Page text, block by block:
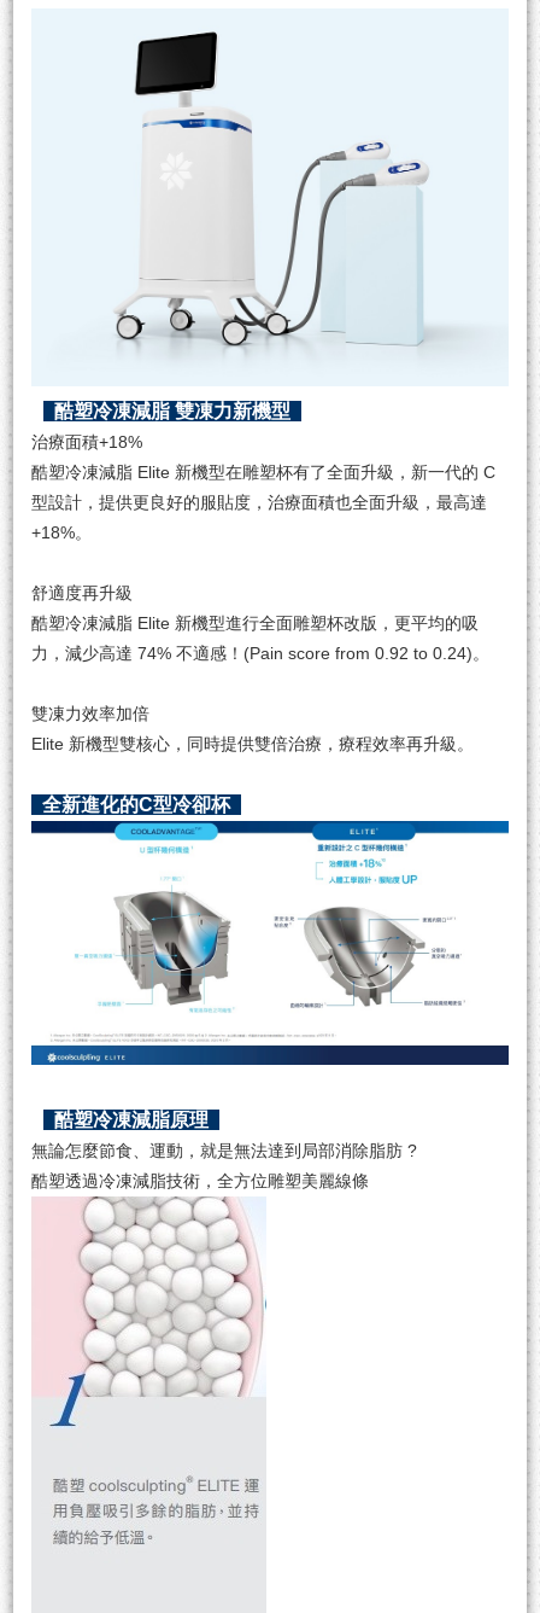
酷塑冷凍減脂 雙凍力新機型
治療面積+18%
酷塑冷凍減脂 Elite 新機型在雕塑杯有了全面升級，新一代的 C
型設計，提供更良好的服貼度，治療面積也全面升級，最高達
+18%。
舒適度再升級
酷塑冷凍減脂 Elite 新機型進行全面雕塑杯改版，更平均的吸
力，減少高達 74% 不適感！(Pain score from 0.92 to 0.24)。
雙凍力效率加倍
Elite 新機型雙核心，同時提供雙倍治療，療程效率再升級。
全新進化的C型冷卻杯
酷塑冷凍減脂原理
無論怎麼節食、運動，就是無法達到局部消除脂肪 ?
酷塑透過冷凍減脂技術，全方位雕塑美麗線條